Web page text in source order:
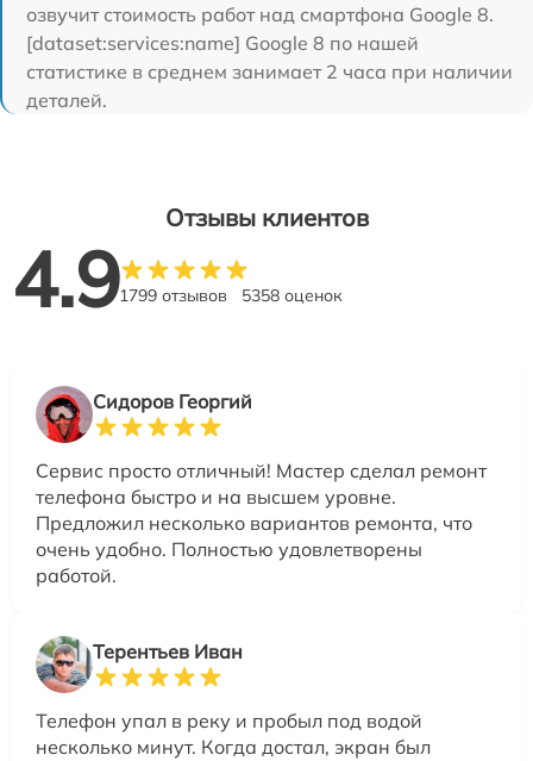
озвучит стоимость работ над смартфона Google 8.
[dataset:services:name] Google 8 по нашей
статистике в среднем занимает 2 часа при наличии
деталей.
Отзывы клиентов
4.91799 отзывов 5358 оценок
Сидоров Георгий
Сервис просто отличный! Мастер сделал ремонт
телефона быстро и на высшем уровне.
Предложил несколько вариантов ремонта, что
очень удобно. Полностью удовлетворены
работой.
Терентьев Иван
Телефон упал в реку и пробыл под водой
несколько минут. Когда достал, экран был